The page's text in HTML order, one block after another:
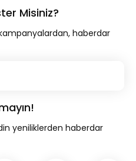
Misiniz?
haberdar
yeniliklerden haberdar